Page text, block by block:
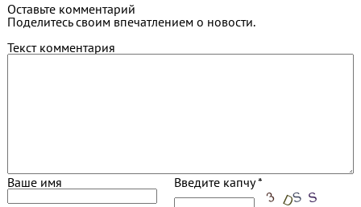
Оставьте комментарий
Поделитесь своим впечатлением о новости.
Текст комментария
Ваше имя Введите капчу *